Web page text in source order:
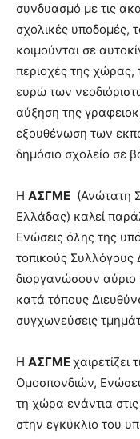
συνδυασμό με τις
σχολικές υποδομές,
κοιμούνται σε
περιοχές της χώρας,
ευρώ των
αύξηση της
εξουθένωση των
δημόσιο σχολείο σε
Η ΑΣΓΜΕ (Ανώτατη
Ελλάδας) καλεί
Ενώσεις όλης της
τοπικούς
διοργανώσουν αύριο
κατά τόπους
συγχωνεύσεις
Η ΑΣΓΜΕχαιρετίζει
Ομοσπονδιών,
τη χώρα ενάντια
στην εγκύκλιο του